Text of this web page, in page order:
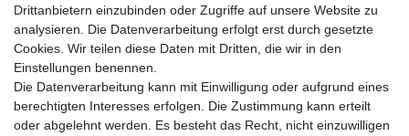
Drittanbietern einzubinden oder Zugriffe auf unsere Website zu
analysieren. Die Datenverarbeitung erfolgt erst durch gesetzte
Cookies. Wir teilen diese Daten mit Dritten, die wir in den
Einstellungen benennen.
Die Datenverarbeitung kann mit Einwilligung oder aufgrund eines
berechtigten Interesses erfolgen. Die Zustimmung kann erteilt
oder abgelehnt werden. Es besteht das Recht, nicht einzuwilligen
Impressum Daten­schutz­erklärung AGB
Barrierefreiheitserklärung
Vertrag widerrufen Kontakt
Drittanbietern einzubinden oder Zugriffe auf unsere Website zu
analysieren. Die Datenverarbeitung erfolgt erst durch gesetzte
Cookies. Wir teilen diese Daten mit Dritten, die wir in den
Einstellungen benennen.
Die Datenverarbeitung kann mit Einwilligung oder aufgrund eines
berechtigten Interesses erfolgen. Die Zustimmung kann erteilt
oder abgelehnt werden. Es besteht das Recht, nicht einzuwilligen